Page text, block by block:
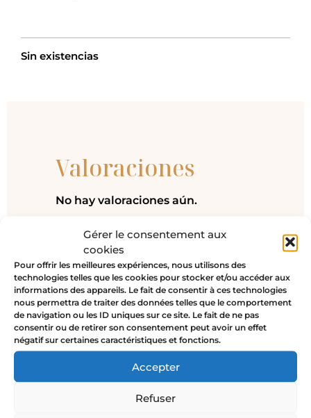
Gérer le consentement aux
cookies
Pour offrir les meilleures expériences, nous utilisons des
technologies telles que les cookies pour stocker et/ou accéder aux
informations des appareils. Le fait de consentir à ces technologies
nous permettra de traiter des données telles que le comportement
de navigation ou les ID uniques sur ce site. Le fait de ne pas
consentir ou de retirer son consentement peut avoir un effet
négatif sur certaines caractéristiques et fonctions.
Accepter
Refuser
Sin existencias
Valoraciones
No hay valoraciones aún.
pulsera oro y negro”
Tu dirección de correo electrónico
no será publicada. Los campos
obligatorios están marcados con*
Tu valoración*